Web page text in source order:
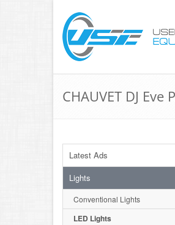
CHAUVET DJ Eve
Latest Ads
Lights
Conventional Lights
LED Lights